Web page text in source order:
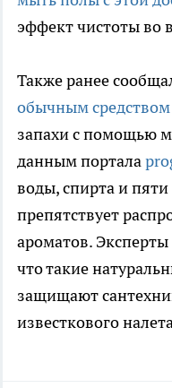
эффект чистоты во
Также ранее
обычным средством
запахи с помощью
данным портала
воды, спирта и
препятствует
ароматов.
что такие
защищают
известкового